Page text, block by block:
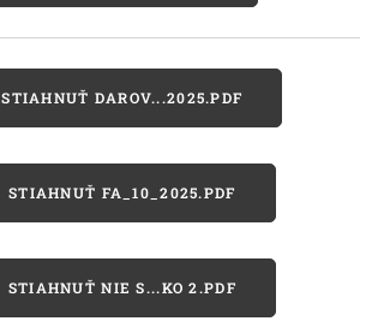
STIAHNUŤ DAROV...2025.PDF
STIAHNUŤ FA_10_2025.PDF
STIAHNUŤ NIE S...KO 2.PDF